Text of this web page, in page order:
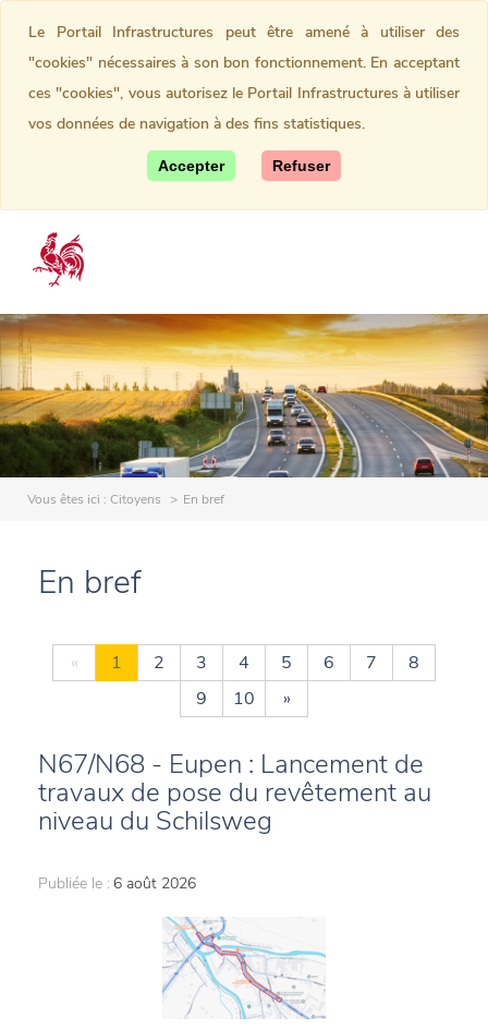
Vous êtes ici : Citoyens En bref
En bref
« 1 2 3 4 5 6 7
8
9
10 »
N67/N68 - Eupen : Lancement de
travaux de pose du revêtement au
niveau du Schilsweg
Publiée le : 6 août 2026
Le Portail Infrastructures peut être amené à utiliser des
"cookies" nécessaires à son bon fonctionnement. En acceptant
ces "cookies", vous autorisez le Portail Infrastructures à utiliser
vos données de navigation à des fins statistiques.
Accepter Refuser